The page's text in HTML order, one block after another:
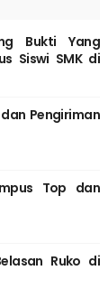
Bukti Yang
Siswi SMK di
Pengiriman
Top dan
Ruko di